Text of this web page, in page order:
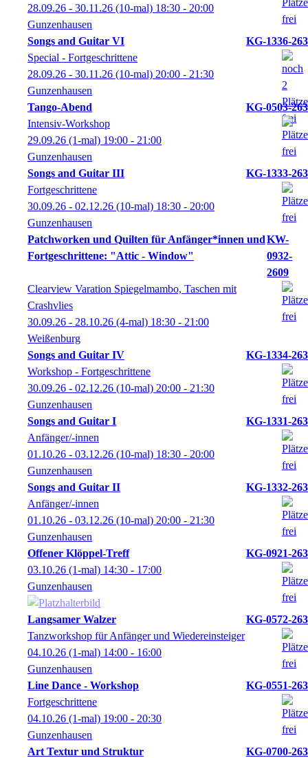
28.09.26 - 30.11.26 (10-mal) 18:30 - 20:00
Gunzenhausen
Songs and Guitar VI
KG-1336-263
Special - Fortgeschrittene
28.09.26 - 30.11.26 (10-mal) 20:00 - 21:30
Gunzenhausen
Tango-Abend
KG-0503-263
Intensiv-Workshop
29.09.26 (1-mal) 19:00 - 21:00
Gunzenhausen
Songs and Guitar III
KG-1333-263
Fortgeschrittene
30.09.26 - 02.12.26 (10-mal) 18:30 - 20:00
Gunzenhausen
Patchworken und Quilten für Anfänger*innen und
Fortgeschrittene: "Attic - Window"
KW-
0932-
2609
Clearview Varation Spiegelmambo, Taschen mit
Crashvlies
30.09.26 - 28.10.26 (4-mal) 18:30 - 21:00
Weißenburg
Songs and Guitar IV
KG-1334-263
Workshop - Fortgeschrittene
30.09.26 - 02.12.26 (10-mal) 20:00 - 21:30
Gunzenhausen
Songs and Guitar I
KG-1331-263
Anfänger/-innen
01.10.26 - 03.12.26 (10-mal) 18:30 - 20:00
Gunzenhausen
Songs and Guitar II
KG-1332-263
Anfänger/-innen
01.10.26 - 03.12.26 (10-mal) 20:00 - 21:30
Gunzenhausen
Offener Klöppel-Treff
KG-0921-263
03.10.26 (1-mal) 14:30 - 17:00
Gunzenhausen
Langsamer Walzer
KG-0572-263
Tanzworkshop für Anfänger und Wiedereinsteiger
04.10.26 (1-mal) 14:00 - 16:00
Gunzenhausen
Line Dance - Workshop
KG-0551-263
Fortgeschrittene
04.10.26 (1-mal) 19:00 - 20:30
Gunzenhausen
Art Textur und Struktur
KG-0700-263